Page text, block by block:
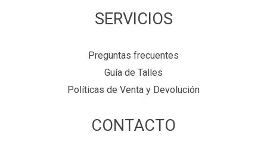
SERVICIOS
Preguntas frecuentes
Guía de Talles
Políticas de Venta y Devolución
CONTACTO